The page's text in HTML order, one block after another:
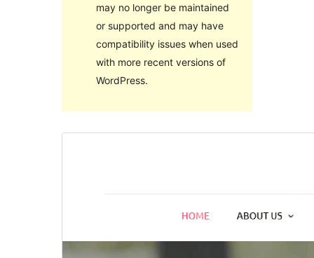
may no longer be maintained
or supported and may have
compatibility issues when used
with more recent versions of
WordPress.